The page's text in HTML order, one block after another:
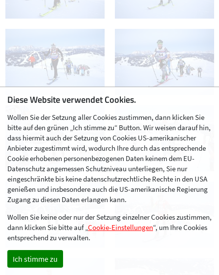
Diese Website verwendet Cookies.
Wollen Sie der Setzung aller Cookies zustimmen, dann klicken Sie
bitte auf den grünen „Ich stimme zu“ Button. Wir weisen darauf hin,
dass hiermit auch der Setzung von Cookies US-amerikanischer
Anbieter zugestimmt wird, wodurch Ihre durch das entsprechende
Cookie erhobenen personenbezogenen Daten keinem dem EU-
Datenschutz angemessen Schutzniveau unterliegen, Sie nur
eingeschränkte bis keine datenschutzrechtliche Rechte in den USA
genießen und insbesondere auch die US-amerikanische Regierung
Zugang zu diesen Daten erlangen kann.
Wollen Sie keine oder nur der Setzung einzelner Cookies zustimmen,
dann klicken Sie bitte auf „Cookie-Einstellungen“, um Ihre Cookies
entsprechend zu verwalten.
Ich stimme zu